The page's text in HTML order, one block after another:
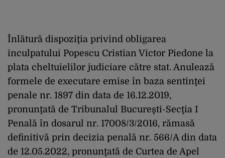
Înlătură dispoziţia privind obligarea
inculpatului Popescu Cristian Victor Piedone la
plata cheltuielilor judiciare către stat. Anulează
formele de executare emise în baza sentinţei
penale nr. 1897 din data de 16.12.2019,
pronunţată de Tribunalul Bucureşti-Secţia I
Penală în dosarul nr. 17008/3/2016, rămasă
definitivă prin decizia penală nr. 566/A din data
de 12.05.2022, pronunţată de Curtea de Apel